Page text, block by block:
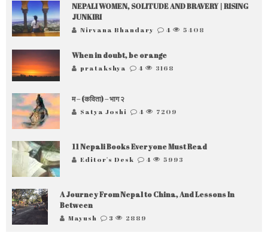
NEPALI WOMEN, SOLITUDE AND BRAVERY | RISING
JUNKIRI
Nirvana Bhandary 4 5408
When in doubt, be orange
pratakshya 4 3168
म – (कविता) – भाग २
Satya Joshi 4 7209
11 Nepali Books Everyone Must Read
Editor's Desk 4 5993
A Journey From Nepal to China, And Lessons In
Between
Mayush 3 2889